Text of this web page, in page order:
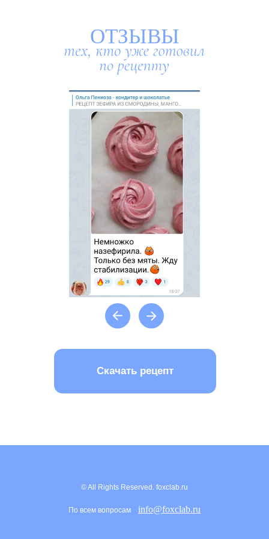
© All Rights Reserved. foxclab.ru
По всем вопросам info@foxclab.ru